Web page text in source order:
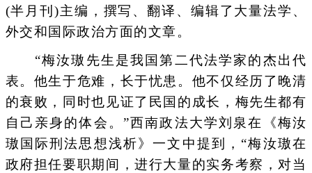
(半月刊)主编，撰写、翻译、编辑了大量法学、
外交和国际政治方面的文章。
“梅汝璈先生是我国第二代法学家的杰出代
表。他生于危难，长于忧患。他不仅经历了晚清
的衰败，同时也见证了民国的成长，梅先生都有
自己亲身的体会。”西南政法大学刘泉在《梅汝
璈国际刑法思想浅析》一文中提到，“梅汝璈在
政府担任要职期间，进行大量的实务考察，对当